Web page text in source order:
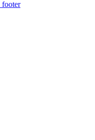
footer